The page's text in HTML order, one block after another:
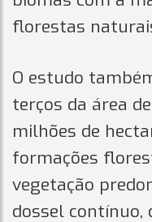
florestas
O estudo
terços da área
milhões de
formações
vegetação
dossel contínuo,